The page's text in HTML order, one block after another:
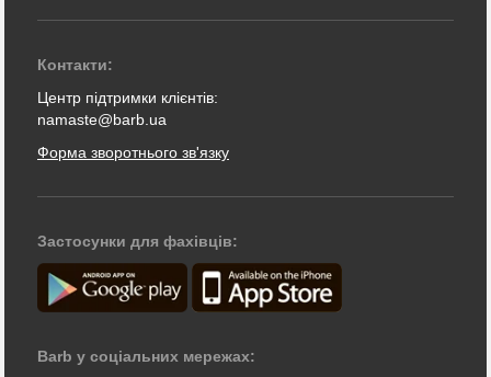
Контакти:
Центр підтримки клієнтів:
namaste@barb.ua
Форма зворотнього зв'язку
Застосунки для фахівців:
Barb у соціальних мережах: